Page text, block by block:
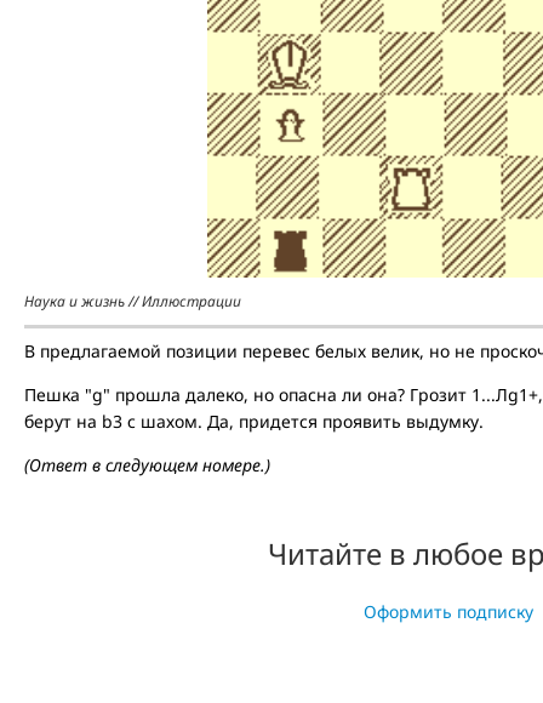
Наука и жизнь // Иллюстрации
В предлагаемой позиции перевес белых велик, но не
Пешка "g" прошла далеко, но опасна ли она? Грозит
берут на b3 с шахом. Да, придется проявить выдумку.
(Ответ в следующем номере.)
Читайте в любое
Оформить подписку